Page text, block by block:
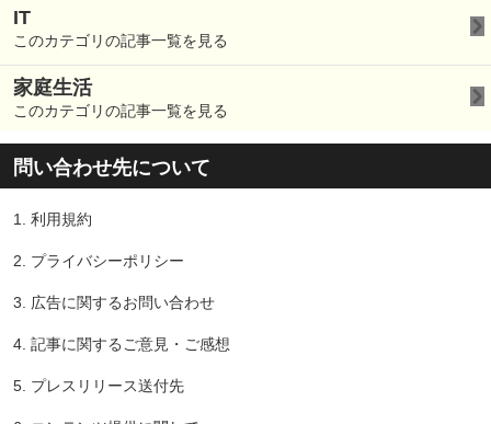
IT
このカテゴリの記事一覧を見る
家庭生活
このカテゴリの記事一覧を見る
問い合わせ先について
1. 利用規約
2. プライバシーポリシー
3. 広告に関するお問い合わせ
4. 記事に関するご意見・ご感想
5. プレスリリース送付先